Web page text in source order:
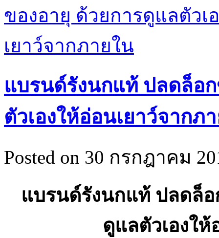
แบรนด์รังนกแท้ ปลดล็อ
ตัวเองให้อ่อนเยาว์จากภ
Posted on 30 กรกฎาคม
แบรนด์รังนกแท้ ปลดล็
ดูแลตัวเองใ